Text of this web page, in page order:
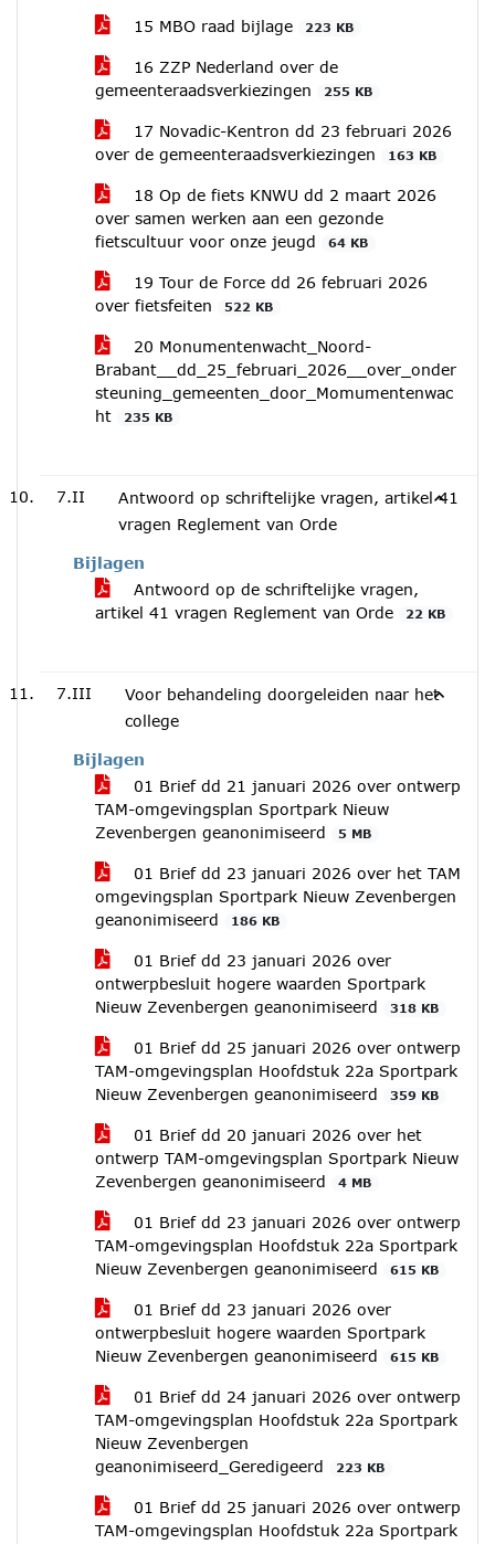
15 MBO raad bijlage 223 KB
16 ZZP Nederland over de
gemeenteraadsverkiezingen
255 KB
17 Novadic-Kentron dd 23 februari 2026
over de gemeenteraadsverkiezingen
163 KB
18 Op de fiets KNWU dd 2 maart 2026
over samen werken aan een gezonde
fietscultuur voor onze jeugd
64 KB
19 Tour de Force dd 26 februari 2026
over fietsfeiten
522 KB
20 Monumentenwacht_Noord-
Brabant__dd_25_februari_2026__over_onder
steuning_gemeenten_door_Momumentenwac
ht
235 KB
7.II
Antwoord op schriftelijke vragen, artikel 41
vragen Reglement van Orde
Bijlagen
Antwoord op de schriftelijke vragen,
artikel 41 vragen Reglement van Orde
22 KB
7.III
Voor behandeling doorgeleiden naar het
college
Bijlagen
01 Brief dd 21 januari 2026 over ontwerp
TAM-omgevingsplan Sportpark Nieuw
Zevenbergen geanonimiseerd
5 MB
01 Brief dd 23 januari 2026 over het TAM
omgevingsplan Sportpark Nieuw Zevenbergen
geanonimiseerd
186 KB
01 Brief dd 23 januari 2026 over
ontwerpbesluit hogere waarden Sportpark
Nieuw Zevenbergen geanonimiseerd
318 KB
01 Brief dd 25 januari 2026 over ontwerp
TAM-omgevingsplan Hoofdstuk 22a Sportpark
Nieuw Zevenbergen geanonimiseerd
359 KB
01 Brief dd 20 januari 2026 over het
ontwerp TAM-omgevingsplan Sportpark Nieuw
Zevenbergen geanonimiseerd
4 MB
01 Brief dd 23 januari 2026 over ontwerp
TAM-omgevingsplan Hoofdstuk 22a Sportpark
Nieuw Zevenbergen geanonimiseerd
615 KB
01 Brief dd 23 januari 2026 over
ontwerpbesluit hogere waarden Sportpark
Nieuw Zevenbergen geanonimiseerd
615 KB
01 Brief dd 24 januari 2026 over ontwerp
TAM-omgevingsplan Hoofdstuk 22a Sportpark
Nieuw Zevenbergen
geanonimiseerd_Geredigeerd
223 KB
01 Brief dd 25 januari 2026 over ontwerp
TAM-omgevingsplan Hoofdstuk 22a Sportpark